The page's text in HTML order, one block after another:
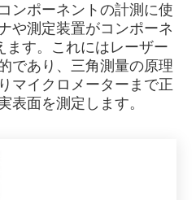
ンポーネントの計測に使
や測定装置がコンポーネ
ます。これにはレーザー
であり、三角測量の原理
マイクロメーターまで正
表面を測定します。